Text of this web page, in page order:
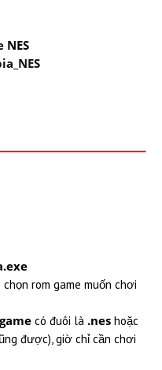
NES
chọn rom game muốn chơi
có đuôi là .nes hoặc
được), giờ chỉ cần chơi